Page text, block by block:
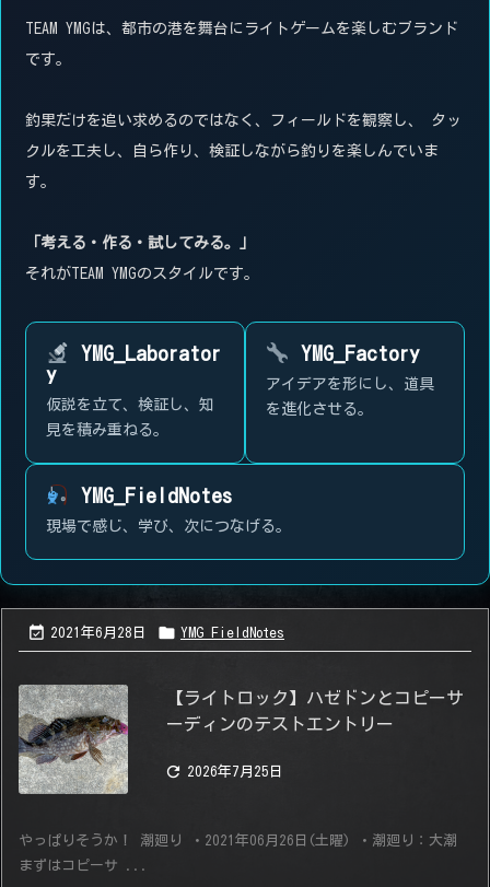
TEAM YMGは、都市の港を舞台にライトゲームを楽しむブランド
です。
釣果だけを追い求めるのではなく、フィールドを観察し、 タッ
クルを工夫し、自ら作り、検証しながら釣りを楽しんでいま
す。
「考える・作る・試してみる。」
それがTEAM YMGのスタイルです。
YMG_Laborator
y
仮説を立て、検証し、知
見を積み重ねる。
YMG_Factory
アイデアを形にし、道具
を進化させる。
YMG_FieldNotes
現場で感じ、学び、次につなげる。
 2021年6月28日  YMG_FieldNotes
【ライトロック】ハゼドンとコピーサ
ーディンのテストエントリー
 2026年7月25日
やっぱりそうか！ 潮廻り ・2021年06月26日(土曜) ・潮廻り：大潮
まずはコピーサ ...